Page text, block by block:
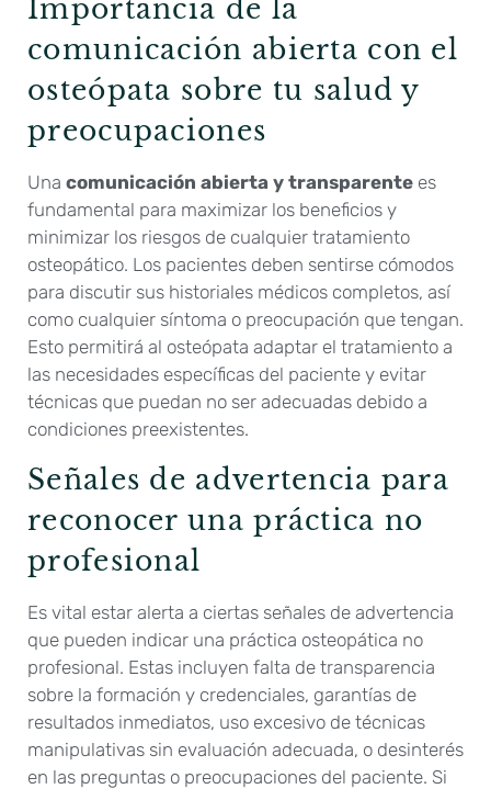
Importancia de la
comunicación abierta con el
osteópata sobre tu salud y
preocupaciones
Una comunicación abierta y transparente es
fundamental para maximizar los beneficios y
minimizar los riesgos de cualquier tratamiento
osteopático. Los pacientes deben sentirse cómodos
para discutir sus historiales médicos completos, así
como cualquier síntoma o preocupación que tengan.
Esto permitirá al osteópata adaptar el tratamiento a
las necesidades específicas del paciente y evitar
técnicas que puedan no ser adecuadas debido a
condiciones preexistentes.
Señales de advertencia para
reconocer una práctica no
profesional
Es vital estar alerta a ciertas señales de advertencia
que pueden indicar una práctica osteopática no
profesional. Estas incluyen falta de transparencia
sobre la formación y credenciales, garantías de
resultados inmediatos, uso excesivo de técnicas
manipulativas sin evaluación adecuada, o desinterés
en las preguntas o preocupaciones del paciente. Si